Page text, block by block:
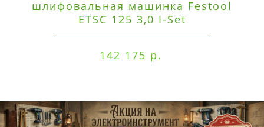
шлифовальная машинка Festool
ETSC 125 3,0 I-Set
142 175 р.